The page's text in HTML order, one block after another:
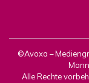
©Avoxa –
Alle Rechte